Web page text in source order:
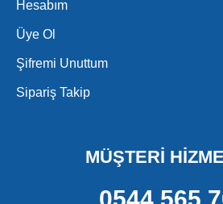
Hesabım
Üye Ol
Şifremi Unuttum
Sipariş Takip
MÜŞTERİ